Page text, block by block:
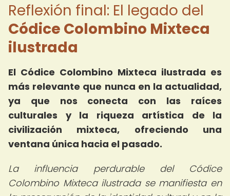
Reflexión final: El legado del
Códice Colombino Mixteca
ilustrada
El Códice Colombino Mixteca ilustrada es
más relevante que nunca en la actualidad,
ya que nos conecta con las raíces
culturales y la riqueza artística de la
civilización mixteca, ofreciendo una
ventana única hacia el pasado.
La influencia perdurable del Códice
Colombino Mixteca ilustrada se manifiesta en